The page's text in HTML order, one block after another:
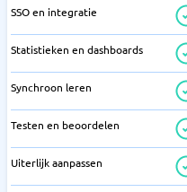
SSO en integratie
Statistieken en dashboards
Synchroon leren
Testen en beoordelen
Uiterlijk aanpassen